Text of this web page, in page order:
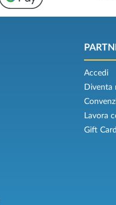
Accedi
Diventa
Lavora
Gift Card